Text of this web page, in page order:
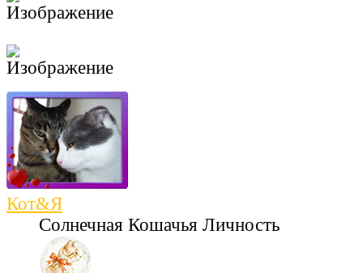
Кот&Я
Солнечная Кошачья Личность